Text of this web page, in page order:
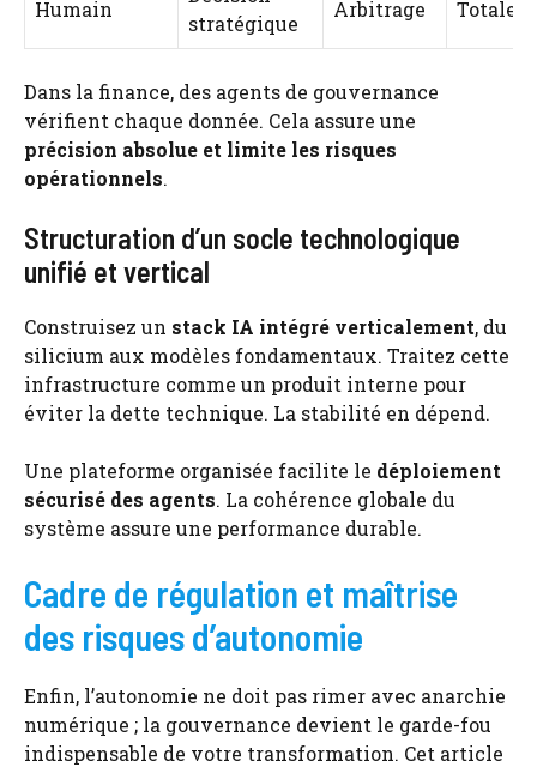
Humain
stratégique
Arbitrage Totale
Dans la finance, des agents de gouvernance
vérifient chaque donnée. Cela assure une
précision absolue et limite les risques
opérationnels.
Structuration d’un socle technologique
unifié et vertical
Construisez un stack IA intégré verticalement, du
silicium aux modèles fondamentaux. Traitez cette
infrastructure comme un produit interne pour
éviter la dette technique. La stabilité en dépend.
Une plateforme organisée facilite le déploiement
sécurisé des agents. La cohérence globale du
système assure une performance durable.
Cadre de régulation et maîtrise
des risques d’autonomie
Enfin, l’autonomie ne doit pas rimer avec anarchie
numérique ; la gouvernance devient le garde-fou
indispensable de votre transformation. Cet article